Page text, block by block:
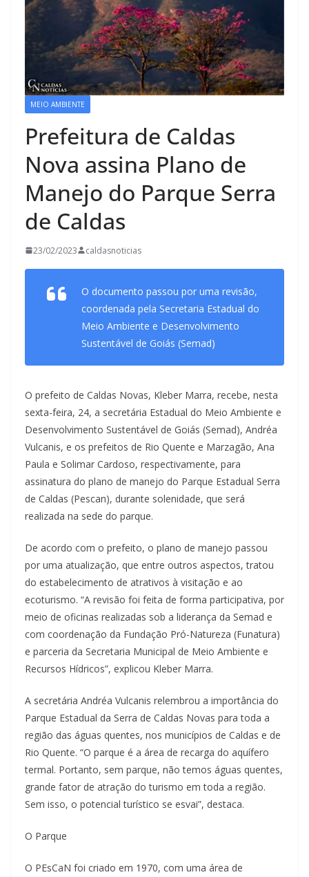
MEIO AMBIENTE
Prefeitura de Caldas
Nova assina Plano de
Manejo do Parque Serra
de Caldas
23/02/2023 caldasnoticias
O documento passou por uma revisão,
coordenada pela Secretaria Estadual do
Meio Ambiente e Desenvolvimento
Sustentável de Goiás (Semad)
O prefeito de Caldas Novas, Kleber Marra, recebe, nesta
sexta-feira, 24, a secretária Estadual do Meio Ambiente e
Desenvolvimento Sustentável de Goiás (Semad), Andréa
Vulcanis, e os prefeitos de Rio Quente e Marzagão, Ana
Paula e Solimar Cardoso, respectivamente, para
assinatura do plano de manejo do Parque Estadual Serra
de Caldas (Pescan), durante solenidade, que será
realizada na sede do parque.
De acordo com o prefeito, o plano de manejo passou
por uma atualização, que entre outros aspectos, tratou
do estabelecimento de atrativos à visitação e ao
ecoturismo. “A revisão foi feita de forma participativa, por
meio de oficinas realizadas sob a liderança da Semad e
com coordenação da Fundação Pró-Natureza (Funatura)
e parceria da Secretaria Municipal de Meio Ambiente e
Recursos Hídricos”, explicou Kleber Marra.
A secretária Andréa Vulcanis relembrou a importância do
Parque Estadual da Serra de Caldas Novas para toda a
região das águas quentes, nos municípios de Caldas e de
Rio Quente. “O parque é a área de recarga do aquífero
termal. Portanto, sem parque, não temos águas quentes,
grande fator de atração do turismo em toda a região.
Sem isso, o potencial turístico se esvai”, destaca.
O Parque
O PEsCaN foi criado em 1970, com uma área de